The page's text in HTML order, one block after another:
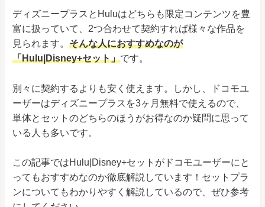
ディズニープラスとHuluはどちらも限定コンテンツを豊
富に扱っていて、2つ合わせて契約すれば様々な作品を
見られます。 そんな人におすすめなのが
「Hulu|Disney+セット」です。
別々に契約するよりも安く使えます。しかし、ドコモユ
ーザーはディズニープラスを3ヶ月無料で使えるので、
単体とセットのどちらのほうがお得なのか疑問に思って
いる人も多いです。
この記事ではHulu|Disney+セットがドコモユーザーにと
ってもおすすめなのか徹底解説しています！セットプラ
ンについてもわかりやすく解説しているので、ぜひ参考